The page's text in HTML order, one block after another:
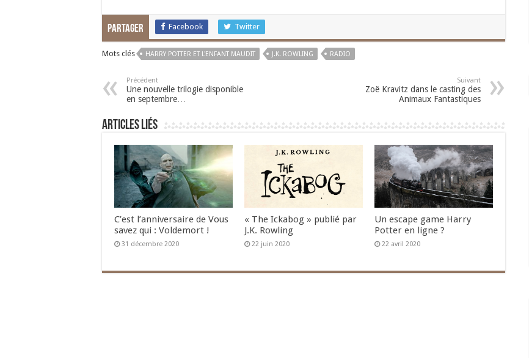
Partager Facebook Twitter
Mots clés HARRY POTTER ET L'ENFANT MAUDIT J.K. ROWLING RADIO
Précédent
Une nouvelle trilogie disponible
en septembre…
Suivant
Zoë Kravitz dans le casting des
Animaux Fantastiques
Articles liés
C’est l’anniversaire de Vous
savez qui : Voldemort !
31 décembre 2020
« The Ickabog » publié par
J.K. Rowling
22 juin 2020
Un escape game Harry
Potter en ligne ?
22 avril 2020